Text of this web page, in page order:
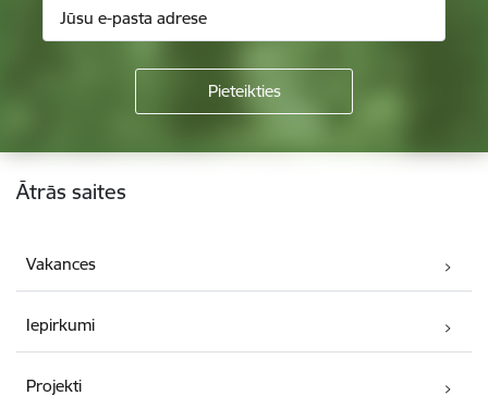
Kājene
Ātrās saites
Vakances
Iepirkumi
Projekti